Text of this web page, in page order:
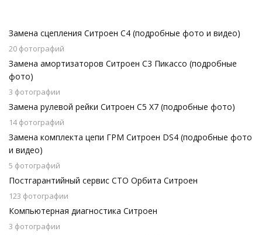
Замена сцепления Ситроен С4 (подробные фото и видео)
20 фотографий
Замена амортизаторов Ситроен С3 Пикассо (подробные
фото)
3 фотографии
Замена рулевой рейки Ситроен С5 Х7 (подробные фото)
14 фотографий
Замена комплекта цепи ГРМ Ситроен DS4 (подробные фото
и видео)
5 фотографий
Постгарантийный сервис СТО Орбита Ситроен
123 фотографии
Компьютерная диагностика Ситроен
3 фотографии